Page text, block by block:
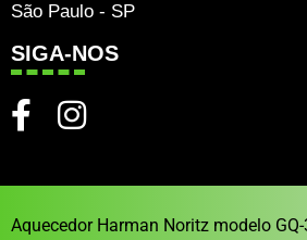
São Paulo - SP
SIGA-NOS
Aquecedor Harman Noritz modelo